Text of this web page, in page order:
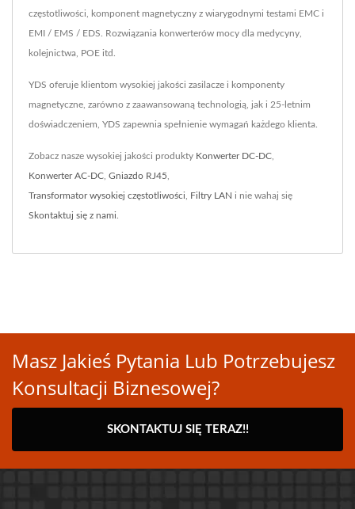
częstotliwości, komponent magnetyczny z wiarygodnymi testami EMC i
EMI / EMS / EDS. Rozwiązania konwerterów mocy dla medycyny,
kolejnictwa, POE itd.
YDS oferuje klientom wysokiej jakości zasilacze i komponenty
magnetyczne, zarówno z zaawansowaną technologią, jak i 25-letnim
doświadczeniem, YDS zapewnia spełnienie wymagań każdego klienta.
Zobacz nasze wysokiej jakości produkty Konwerter DC-DC
Konwerter AC-DC Gniazdo RJ45
Transformator wysokiej częstotliwości Filtry LAN i nie wahaj się
Skontaktuj się z nami
Masz Jakieś Pytania Lub Potrzebujesz
Konsultacji Biznesowej?
SKONTAKTUJ SIĘ TERAZ!!